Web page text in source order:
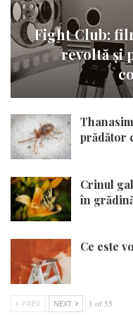
Fight Club:
revoltă și
prădător
Crinul
în
Ce este
PREV NEXT 1 of 55